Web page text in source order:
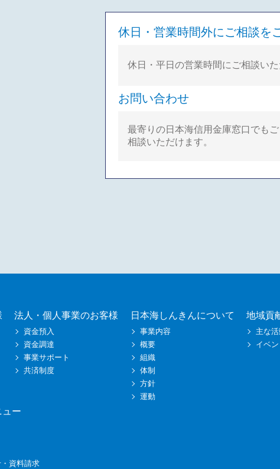
休日・営業時間外にご相談を
休日・平日の営業時間にご相談いた
お問い合わせ
最寄りの日本海信用金庫窓口でもご
相談いただけます。
法人・個人事業のお客様
資金預入
資金調達
事業サポート
共済制度
日本海しんきんについて
事業内容
概要
組織
体制
方針
運動
地域貢
主な
イベン
ュー
資料請求